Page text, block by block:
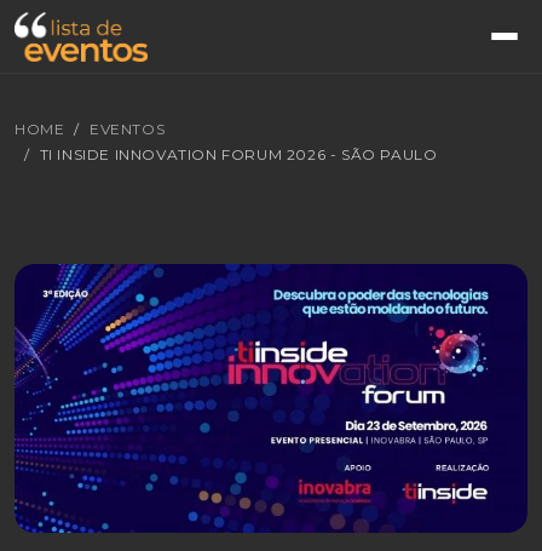
HOME
EVENTOS
TI INSIDE INNOVATION FORUM 2026 - SÃO PAULO